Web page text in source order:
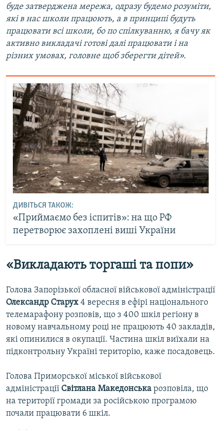
буде затверджена мережа, одразу будемо розуміти,
які в нас школи працюють, а в принципі будуть
працювати всі школи, бо по спілкуванню, я бачу як
активно викладачі готові далі працювати і на
різних умовах, головне щоб зберегти дітей».
ДИВІТЬСЯ ТАКОЖ:
«Приймаємо без іспитів»: на що РФ
перетворює захоплені виші України
«Викладають торгаші та попи»
Голова Запорізької обласної військової адміністрації
Олександр Старух 4 вересня в ефірі національного
телемарафону розповів, що з 400 шкіл регіону в
новому навчальному році не працюють 40 закладів,
які опинилися в окупації. Частина шкіл виїхали на
підконтрольну Україні територію, каже посадовець.
Голова Приморської міської військової
адміністрації Світлана Македонська розповіла, що
на території громади за російською програмою
почали працювати 6 шкіл.